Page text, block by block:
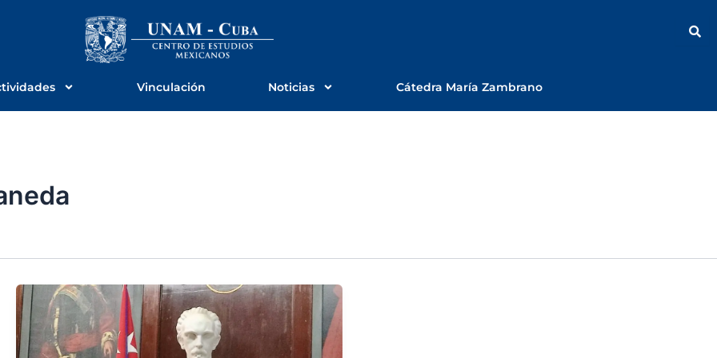
Vinculación Noticias Cátedra María Zambrano